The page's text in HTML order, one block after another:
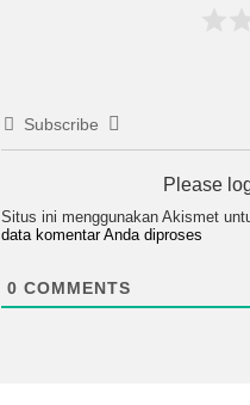
Subscribe
Please
Situs ini menggunakan Akismet
data komentar Anda diproses
0 COMMENTS